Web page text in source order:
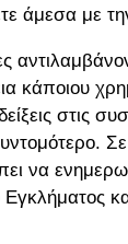
άμεσα με
κάποιου
στις
να
Εγκλήματος